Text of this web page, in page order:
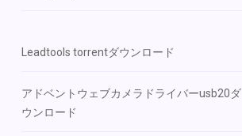
Leadtools torrentダウンロード
アドベントウェブカメラドライバーusb20ダ
ウンロード